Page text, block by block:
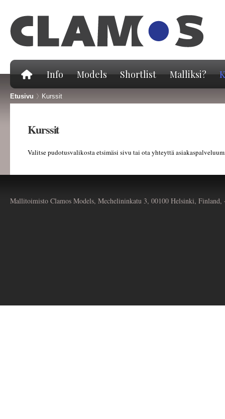
Info Models Shortlist Malliksi?
Etusivu > Kurssit
Kurssit
Valitse pudotusvalikosta etsimäsi sivu tai ota yhteyttä
Mallitoimisto Clamos Models, Mechelininkatu 3, 00100 Helsinki,